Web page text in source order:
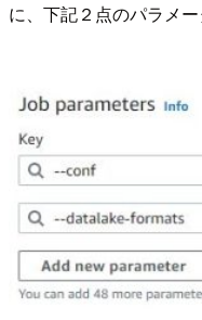
に、下記２点のパラメ